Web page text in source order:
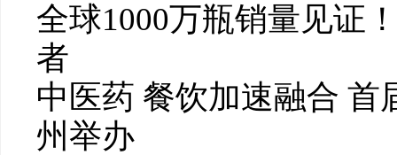
全球1000万瓶销量见证
者
中医药 餐饮加速融合
州举办